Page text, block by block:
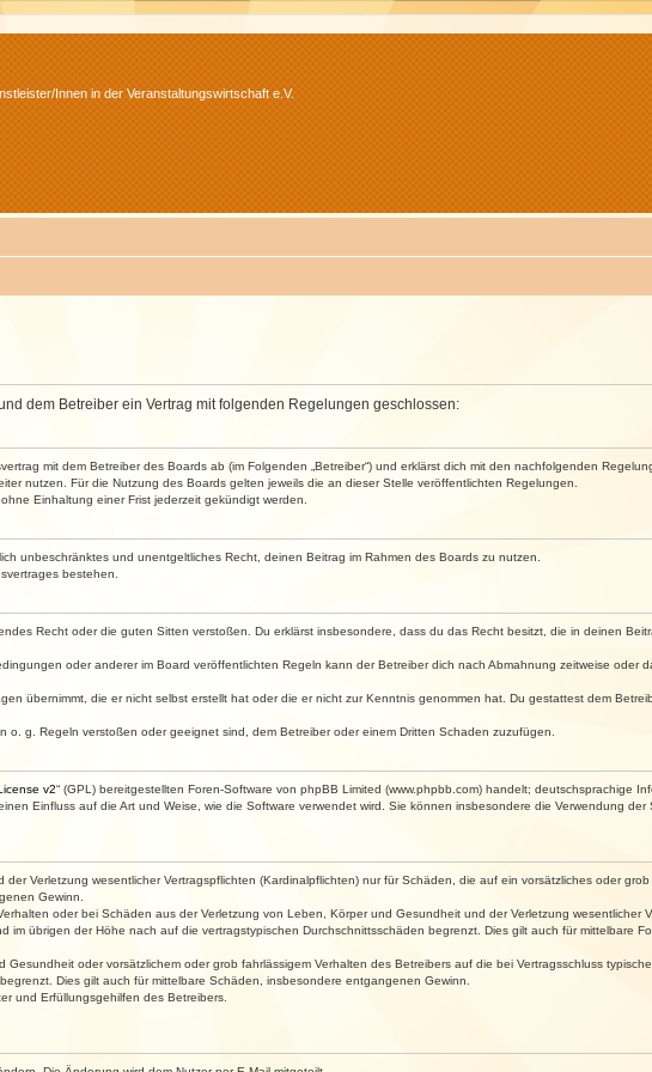
Innen in der Veranstaltungswirtschaft e.V.
dem Betreiber ein Vertrag mit folgenden Regelungen geschlossen:
mit dem Betreiber des Boards ab (im Folgenden „Betreiber“) und erklärst dich mit den nachfolgenden
nutzen. Für die Nutzung des Boards gelten jeweils die an dieser Stelle veröffentlichten Regelungen.
Einhaltung einer Frist jederzeit gekündigt werden.
unbeschränktes und unentgeltliches Recht, deinen Beitrag im Rahmen des Boards zu nutzen.
bestehen.
Recht oder die guten Sitten verstoßen. Du erklärst insbesondere, dass du das Recht besitzt, die in deinen
oder anderer im Board veröffentlichten Regeln kann der Betreiber dich nach Abmahnung zeitweise oder
übernimmt, die er nicht selbst erstellt hat oder die er nicht zur Kenntnis genommen hat. Du gestattest dem
g. Regeln verstoßen oder geeignet sind, dem Betreiber oder einem Dritten Schaden zuzufügen.
v2“ (GPL) bereitgestellten Foren-Software von phpBB Limited (www.phpbb.com) handelt; deutschsprachige
Einfluss auf die Art und Weise, wie die Software verwendet wird. Sie können insbesondere die Verwendung der
Verletzung wesentlicher Vertragspflichten (Kardinalpflichten) nur für Schäden, die auf ein vorsätzliches oder
Gewinn.
oder bei Schäden aus der Verletzung von Leben, Körper und Gesundheit und der Verletzung wesentlicher
übrigen der Höhe nach auf die vertragstypischen Durchschnittsschäden begrenzt. Dies gilt auch für mittelbare
oder vorsätzlichem oder grob fahrlässigem Verhalten des Betreibers auf die bei Vertragsschluss
Dies gilt auch für mittelbare Schäden, insbesondere entgangenen Gewinn.
und Erfüllungsgehilfen des Betreibers.